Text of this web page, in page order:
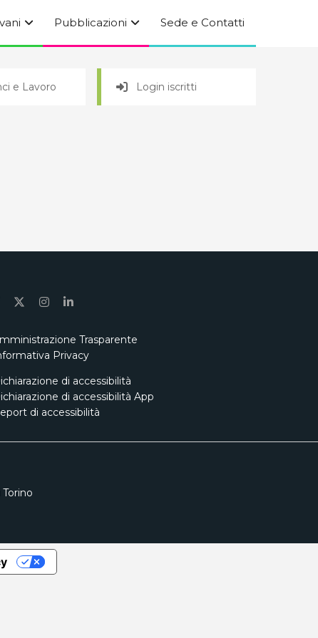
Pubblicazioni Sede e Contatti
e Lavoro Login iscritti
Trasparente
Privacy
di accessibilità
di accessibilità App
di accessibilità